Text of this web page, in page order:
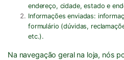
endereço, cidade, estado e
Informações enviadas:
formulário (dúvidas,
etc.).
Na navegação geral na loja, nós